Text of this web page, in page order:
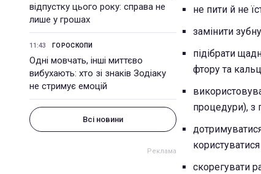
відпустку цього року: справа не
лише у грошах
11:43 ГОРОСКОПИ
Одні мовчать, інші миттєво
вибухають: хто зі знаків Зодіаку
не стримує емоцій
Всі новини
не пити й не
замінити
підібрати
фтору та
процедури), з
скорегувати